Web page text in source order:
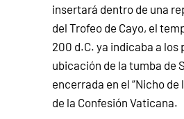
insertará dentro de una
del Trofeo de Cayo, el
200 d.C. ya indicaba a
ubicación de la tumba de
encerrada en el “Nicho
de la Confesión Vaticana.